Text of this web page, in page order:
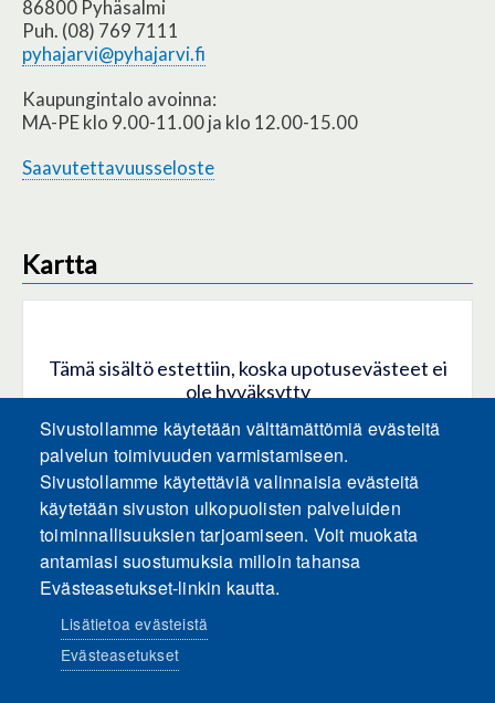
86800 Pyhäsalmi
Puh. (08) 769 7111
pyhajarvi@pyhajarvi.fi
Kaupungintalo avoinna:
MA-PE klo 9.00-11.00 ja klo 12.00-15.00
Saavutettavuusseloste
Kartta
Tämä sisältö estettiin, koska upotusevästeet ei
ole hyväksytty
HYVÄKSY KAIKKI EVÄSTEET
Hyväksy vain upotusevästeet
Sosiaalinen media
Sivustollamme käytetään välttämättömiä evästeitä
palvelun toimivuuden varmistamiseen.
Sivustollamme käytettäviä valinnaisia evästeitä
käytetään sivuston ulkopuolisten palveluiden
toiminnallisuuksien tarjoamiseen. Voit muokata
antamiasi suostumuksia milloin tahansa
Evästeasetukset-linkin kautta.
Lisätietoa evästeistä
Evästeasetukset